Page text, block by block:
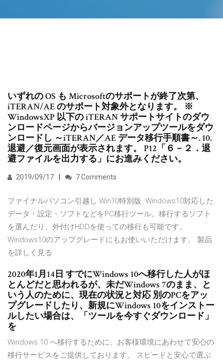
いずれの OS も Microsoftのサポートが終了次第、
iTERAN/AE のサポート対象外となります。 ※
WindowsXP 以下の iTERAN サポートサイトのダウ
ンロードページからバージョンアップツールをダウ
ンロードし ～iTERAN／AE データ移行手順書～. 10.
退避／復元画面が表示されます。 P12「６－２．退
避ファイルを出力する」にお進みください。
2019/09/17 7 Comments
ファイナルパソコン引越し Win10特別版. Windows10対応した
データ・設定・ソフトなどをPC移行ツール。移行するソフト
を選んだり、外付けHDDを使っての移行も可能です。
Windows10のアップグレードにもお使いいただけます。 製品
を詳しく見る
2020年1月14日 すでにWindows 10へ移行した人がほ
とんどだと思われるが、未だWindows 7のまま、と
いう人のために、現在の状況と対応 別のPCをアッ
プグレードしたり、新規にWindows 10をインストー
ルしたい場合は、「ツールを今すぐダウンロード」
を
Windows 10 へ移行するために、お客様環境にあわせて安心の
移行サービスをご提供しております。 スピードと安心で選ぶ